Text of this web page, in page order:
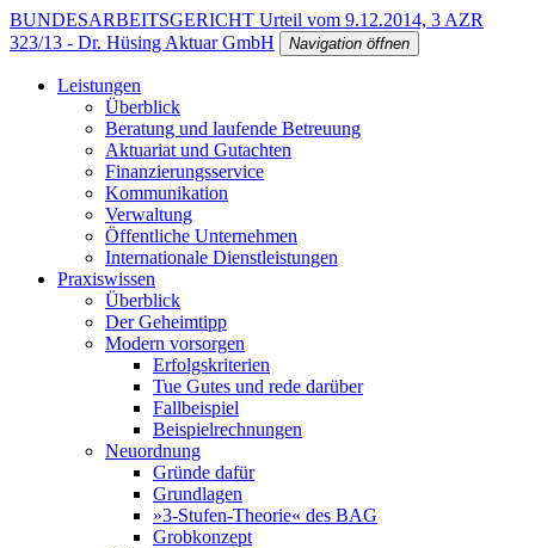
BUNDESARBEITSGERICHT Urteil vom 9.12.2014, 3 AZR
323/13 - Dr. Hüsing Aktuar GmbH
Navigation öffnen
Leistungen
Überblick
Beratung und laufende Betreuung
Aktuariat und Gutachten
Finanzierungsservice
Kommunikation
Verwaltung
Öffentliche Unternehmen
Internationale Dienstleistungen
Praxiswissen
Überblick
Der Geheimtipp
Modern vorsorgen
Erfolgskriterien
Tue Gutes und rede darüber
Fallbeispiel
Beispielrechnungen
Neuordnung
Gründe dafür
Grundlagen
»3-Stufen-Theorie« des BAG
Grobkonzept